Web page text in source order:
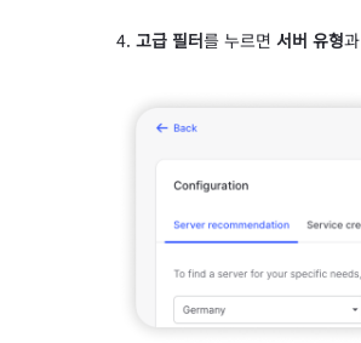
고급 필터를 누르면 서버 유형과